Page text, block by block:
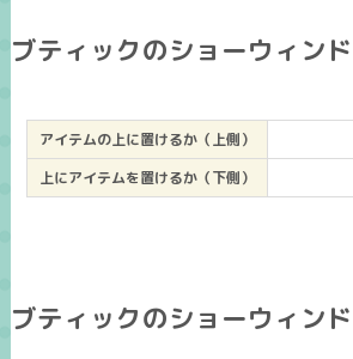
ブティックのショーウィン
アイテムの上に置けるか（上側）
上にアイテムを置けるか（下側）
ブティックのショーウィン